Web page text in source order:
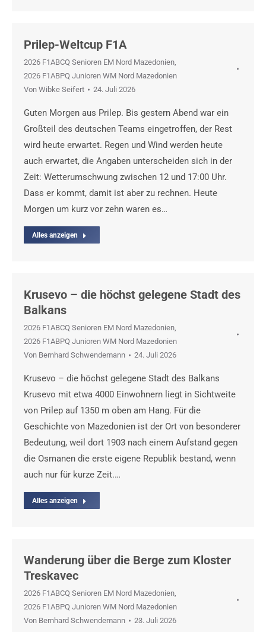
Prilep-Weltcup F1A
2026 F1ABCQ Senioren EM Nord Mazedonien,
2026 F1ABPQ Junioren WM Nord Mazedonien
Von Wibke Seifert 24. Juli 2026
Guten Morgen aus Prilep. Bis gestern Abend war ein
Großteil des deutschen Teams eingetroffen, der Rest
wird heute erwartet. Regen und Wind werden heute
auch erwartet, die Angaben unterscheiden sich in der
Zeit: Wetterumschwung zwischen 12 und 17:00 Uhr.
Dass er kommt, damit ist aber zu rechnen. Heute
Morgen um kurz vor zehn waren es…
Alles anzeigen
Krusevo – die höchst gelegene Stadt des
Balkans
2026 F1ABCQ Senioren EM Nord Mazedonien,
2026 F1ABPQ Junioren WM Nord Mazedonien
Von Bernhard Schwendemann 24. Juli 2026
Krusevo – die höchst gelegene Stadt des Balkans
Krusevo mit etwa 4000 Einwohnern liegt in Sichtweite
von Prilep auf 1350 m oben am Hang. Für die
Geschichte von Mazedonien ist der Ort von besonderer
Bedeutung, weil dort 1903 nach einem Aufstand gegen
die Osmanen die erste eigene Republik bestand, wenn
auch nur für kurze Zeit.…
Alles anzeigen
Wanderung über die Berge zum Kloster
Treskavec
2026 F1ABCQ Senioren EM Nord Mazedonien,
2026 F1ABPQ Junioren WM Nord Mazedonien
Von Bernhard Schwendemann 23. Juli 2026